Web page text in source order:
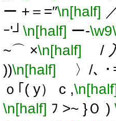
ー +＝=′′\n[half]
ｰ'┘ \n[half] ー-\w9
~⌒ ×\n[half] /
))\n[half] 〉/､ ･
ｏ｢( y） c ,
\n[half] ﾌ >~ }Ｏ )